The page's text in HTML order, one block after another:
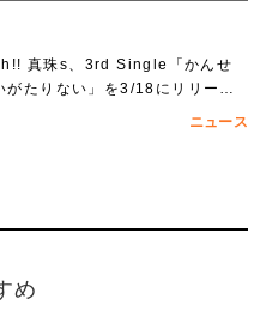
真珠s、3rd Single「かんせ
がたりない」を3/18にリリー
ニュース
め